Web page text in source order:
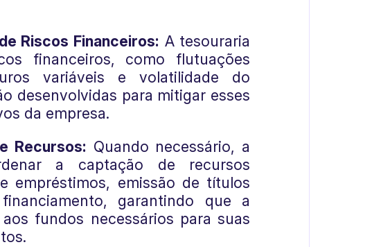
Riscos Financeiros: A tesouraria
financeiros, como flutuações
variáveis e volatilidade do
desenvolvidas para mitigar esses
da empresa.
Recursos: Quando necessário, a
a captação de recursos
empréstimos, emissão de títulos
garantindo que a
fundos necessários para suas